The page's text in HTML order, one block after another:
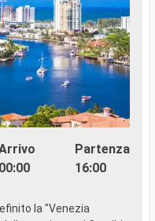
00:00
Partenza
16:00
la "Venezia